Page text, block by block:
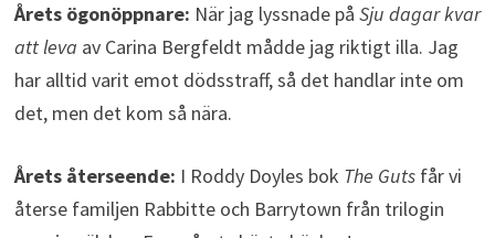
Årets ögonöppnare: När jag lyssnade på Sju dagar kvar
att leva av Carina Bergfeldt mådde jag riktigt illa. Jag
har alltid varit emot dödsstraff, så det handlar inte om
det, men det kom så nära.
Årets återseende: I Roddy Doyles bok The Gutsfår vi
återse familjen Rabbitte och Barrytown från trilogin